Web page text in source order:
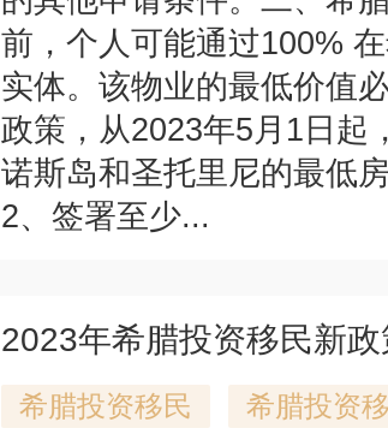
前，个人可能通过100%
实体。该物业的最低价值
政策，从2023年5月1日起
诺斯岛和圣托里尼的最低
2、签署至少...
希腊投资移民 希腊投资